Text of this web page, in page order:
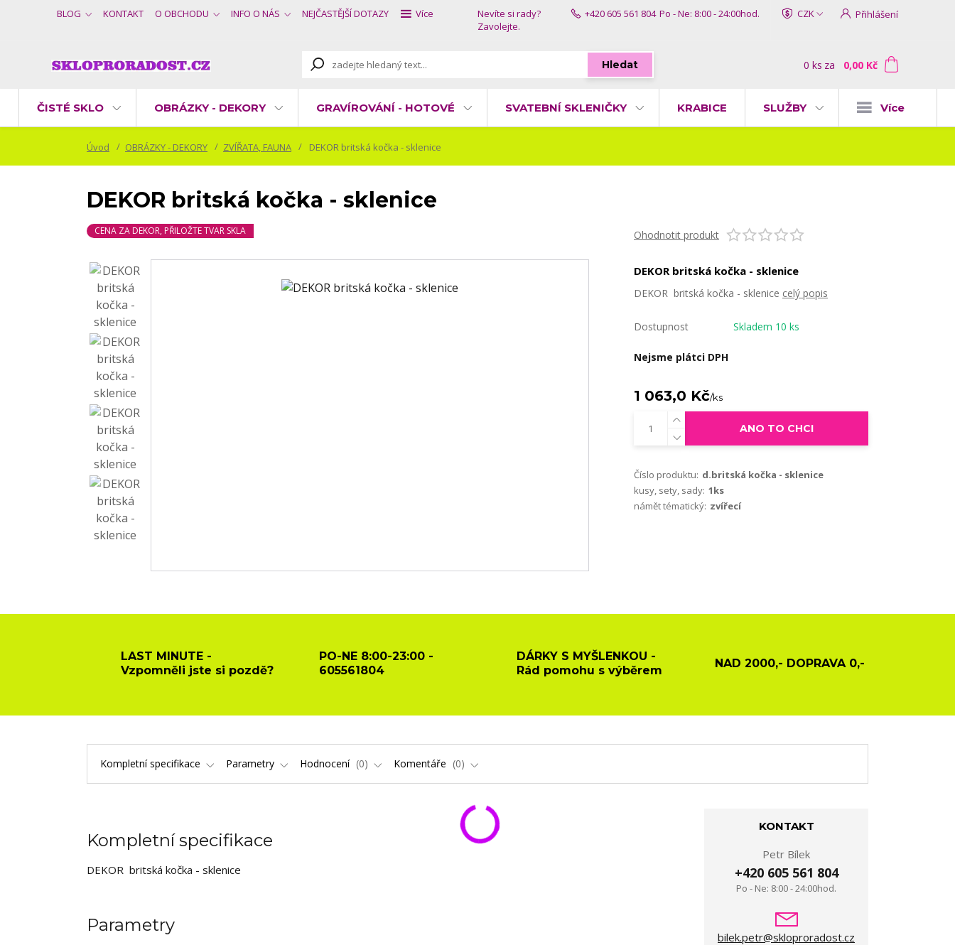
BLOG KONTAKT O OBCHODU INFO O NÁS NEJČASTĚJŠÍ DOTAZY Více CZK Přihlášení
Hledat
Nevíte si rady?
Zavolejte.
+420 605 561 804 Po - Ne: 8:00 - 24:00hod.
0 ks za 0,00 Kč
ČISTÉ SKLO OBRÁZKY - DEKORY GRAVÍROVÁNÍ - HOTOVÉ SVATEBNÍ SKLENIČKY KRABICE SLUŽBY Více
Úvod OBRÁZKY - DEKORY ZVÍŘATA, FAUNA DEKOR britská kočka - sklenice
DEKOR britská kočka - sklenice
CENA ZA DEKOR, PŘILOŽTE TVAR SKLA Ohodnotit produkt
DEKOR britská kočka - sklenice
DEKOR britská kočka - sklenice celý popis
Dostupnost Skladem 10 ks
Nejsme plátci DPH
1 063,0 Kč/ks
ANO TO CHCI
Číslo produktu: d.britská kočka - sklenice
kusy, sety, sady: 1ks
námět tématický: zvířecí
LAST MINUTE -
Vzpomněli jste si pozdě?
PO-NE 8:00-23:00 -
605561804
DÁRKY S MYŠLENKOU -
Rád pomohu s výběrem
NAD 2000,- DOPRAVA 0,-
Kompletní specifikace Parametry Hodnocení 0 Komentáře 0
Kompletní specifikace
DEKOR britská kočka - sklenice
Parametry
KONTAKT
Petr Bílek
+420 605 561 804
Po - Ne: 8:00 - 24:00hod.
bilek.petr@skloproradost.cz